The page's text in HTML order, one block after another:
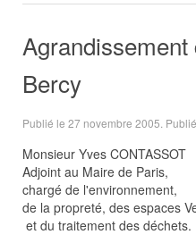
Bercy
Publié le 27 novembre 2005 .
Monsieur Yves CONTASSOT
Adjoint au Maire de Paris,
chargé de l'environnement,
de la propreté, des espaces
et du traitement des déchets.